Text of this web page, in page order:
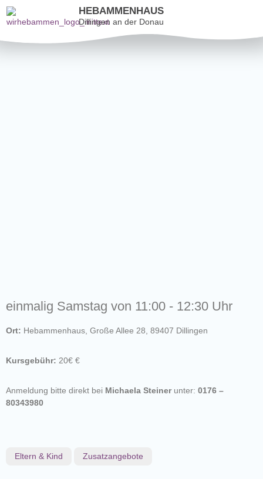
HEBAMMENHAUS
Dillingen an der Donau
einmalig Samstag von 11:00 - 12:30 Uhr
Ort: Hebammenhaus, Große Allee 28, 89407 Dillingen
Kursgebühr: 20€ €
Anmeldung bitte direkt bei Michaela Steiner unter: 0176 –
80343980
Eltern & Kind Zusatzangebote